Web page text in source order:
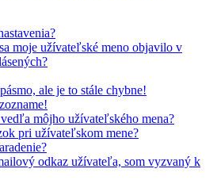
moje užívateľské meno objavilo v
ale je to stále chybne!
môjho užívateľského mena?
pri užívateľskom mene?
odkaz užívateľa, som vyzvaný k